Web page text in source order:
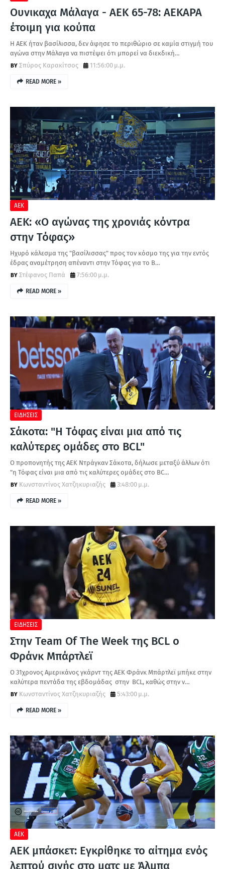
Ουνικαχα Μάλαγα - ΑΕΚ 65-78: ΑΕΚΑΡΑ
έτοιμη για κούπα
Η ΑΕΚ ήταν βασίλισσα, δεν άφησε το περιθώριο σε καμία στιγμή του
αγώνα στην Μάλαγα να πιστέψει ότι μπορεί να διεκδική…
Σπύρος Καρακίτσος
11:56:00 μ.μ.
READ MORE »
ΑΕΚ
ΑΕΚ: «Ο αγώνας της χρονιάς κόντρα
στην Τόφας»
Ηχυρό κάλεσμα της "βασίλισσας" προς τον κόσμο της για την εντός
έδρας αναμέτρηση απέναντι στην Τόφας για το B…
Στέφανος Παπά
7:56:00 μ.μ.
READ MORE »
ΕΙΔΗΣΕΙΣ
Σάκοτα: "Η Τόφας είναι μια από τις
καλύτερες ομάδες στο BCL"
Ο προπονητής της ΑΕΚ Ντράγκαν Σάκοτα, δήλωσε μεταξύ άλλων ότι
"η Τόφας είναι μια από τις καλύτερες ομάδες στο BC…
Κωνσταντίνος Χατζηκυριαζής
3:48:00 μ.μ.
READ MORE »
ΕΙΔΗΣΕΙΣ
Στην Team Of The Week της BCL ο
Φράνκ Μπάρτλεϊ
Ο 31χρονος Αμερικάνος γκάρντ της ΑΕΚ Φράνκ Μπάρτλεϊ μπήκε στην
καλύτερα πεντάδα της εβδομάδας στην BCL, καθώς στην ν…
Κωνσταντίνος Χατζηκυριαζής
5:43:00 μ.μ.
READ MORE »
ΑΕΚ
ΑΕΚ μπάσκετ: Εγκρίθηκε το αίτημα ενός
λεπτού σιγής στο ματς με Άλμπα